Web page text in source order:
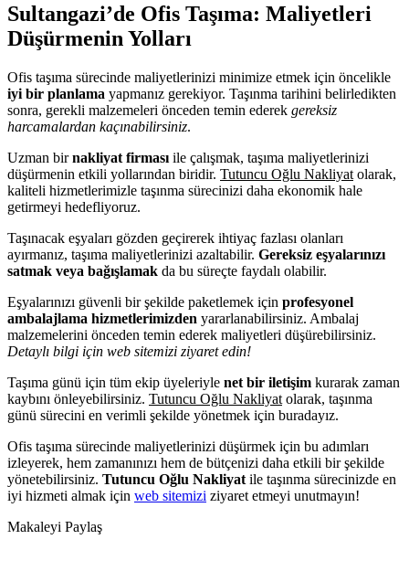
Sultangazi’de Ofis Taşıma: Maliyetleri
Düşürmenin Yolları
Ofis taşıma sürecinde maliyetlerinizi minimize etmek için öncelikle
iyi bir planlama yapmanız gerekiyor. Taşınma tarihini belirledikten
sonra, gerekli malzemeleri önceden temin ederek gereksiz
harcamalardan kaçınabilirsiniz.
Uzman birnakliyat firması ile çalışmak, taşıma maliyetlerinizi
düşürmenin etkili yollarından biridir. Tutuncu Oğlu Nakliyat olarak,
kaliteli hizmetlerimizle taşınma sürecinizi daha ekonomik hale
getirmeyi hedefliyoruz.
Taşınacak eşyaları gözden geçirerek ihtiyaç fazlası olanları
ayırmanız, taşıma maliyetlerinizi azaltabilir. Gereksiz eşyalarınızı
satmak veya bağışlamak da bu süreçte faydalı olabilir.
Eşyalarınızı güvenli bir şekilde paketlemek için profesyonel
ambalajlama hizmetlerimizden yararlanabilirsiniz. Ambalaj
malzemelerini önceden temin ederek maliyetleri düşürebilirsiniz.
Detaylı bilgi için web sitemizi ziyaret edin!
Taşıma günü için tüm ekip üyeleriyle net bir iletişim kurarak zaman
kaybını önleyebilirsiniz. Tutuncu Oğlu Nakliyat olarak, taşınma
günü sürecini en verimli şekilde yönetmek için buradayız.
Ofis taşıma sürecinde maliyetlerinizi düşürmek için bu adımları
izleyerek, hem zamanınızı hem de bütçenizi daha etkili bir şekilde
yönetebilirsiniz. Tutuncu Oğlu Nakliyat ile taşınma sürecinizde en
iyi hizmeti almak için web sitemizi ziyaret etmeyi unutmayın!
Makaleyi Paylaş